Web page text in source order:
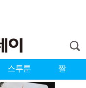
스투툰 짤